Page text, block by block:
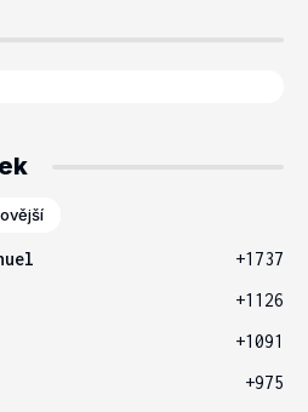
+1737
+1126
+1091
+975